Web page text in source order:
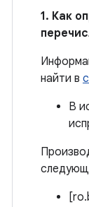
1. Как
найти в
В